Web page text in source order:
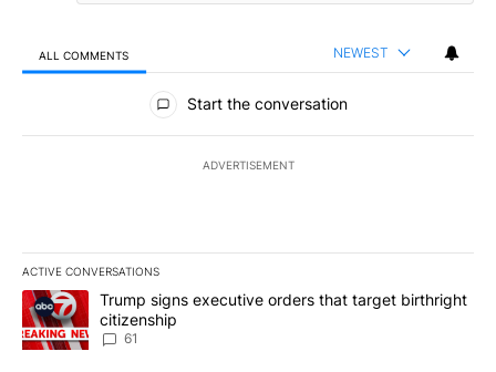
ALL COMMENTS NEWEST
All Comments
Start the conversation
ADVERTISEMENT
ACTIVE CONVERSATIONS
The following is a list of the most commented articles in the last
A trending article titled "Trump signs executive orders that
Trump signs executive orders that target birthright
citizenship
61